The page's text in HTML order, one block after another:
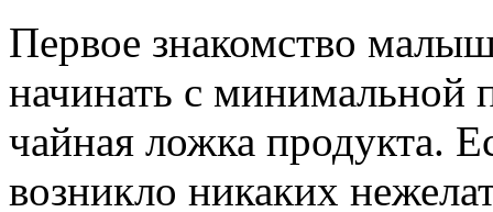
Первое знакомство
начинать с минимальной
чайная ложка продукта.
возникло никаких